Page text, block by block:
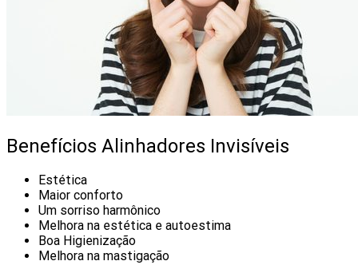
Benefícios Alinhadores Invisíveis
Estética
Maior conforto
Um sorriso harmônico
Melhora na estética e autoestima
Boa Higienização
Melhora na mastigação